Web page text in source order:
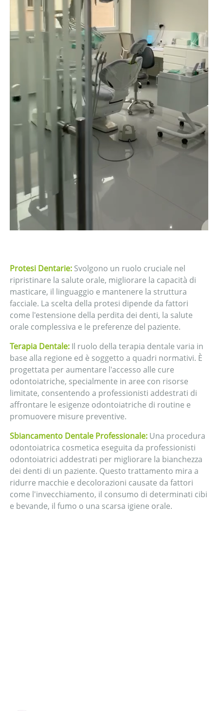
Protesi Dentarie: Svolgono un ruolo cruciale nel
ripristinare la salute orale, migliorare la capacità di
masticare, il linguaggio e mantenere la struttura
facciale. La scelta della protesi dipende da fattori
come l'estensione della perdita dei denti, la salute
orale complessiva e le preferenze del paziente.
Terapia Dentale: Il ruolo della terapia dentale varia in
base alla regione ed è soggetto a quadri normativi. È
progettata per aumentare l'accesso alle cure
odontoiatriche, specialmente in aree con risorse
limitate, consentendo a professionisti addestrati di
affrontare le esigenze odontoiatriche di routine e
promuovere misure preventive.
Sbiancamento Dentale Professionale: Una procedura
odontoiatrica cosmetica eseguita da professionisti
odontoiatrici addestrati per migliorare la bianchezza
dei denti di un paziente. Questo trattamento mira a
ridurre macchie e decolorazioni causate da fattori
come l'invecchiamento, il consumo di determinati cibi
e bevande, il fumo o una scarsa igiene orale.